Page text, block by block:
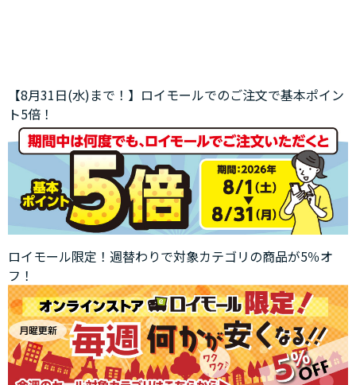
【8月31日(水)まで！】ロイモールでのご注文で基本ポイン
ト5倍！
ロイモール限定！週替わりで対象カテゴリの商品が5％オ
フ！